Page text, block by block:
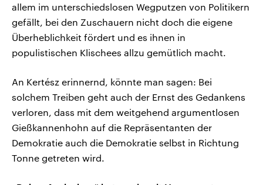
allem im unterschiedslosen Wegputzen von Politikern
gefällt, bei den Zuschauern nicht doch die eigene
Überheblichkeit fördert und es ihnen in
populistischen Klischees allzu gemütlich macht.
An Kertész erinnernd, könnte man sagen: Bei
solchem Treiben geht auch der Ernst des Gedankens
verloren, dass mit dem weitgehend argumentlosen
Gießkannenhohn auf die Repräsentanten der
Demokratie auch die Demokratie selbst in Richtung
Tonne getreten wird.